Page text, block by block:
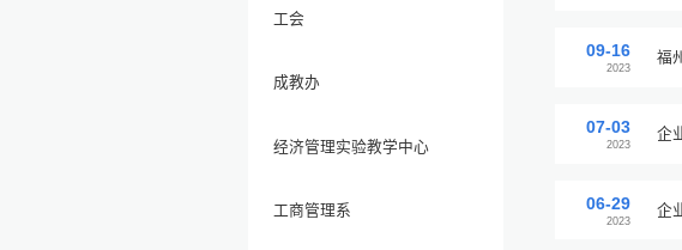
工会
成教办
经济管理实验教学中心
工商管理系
09-16
2023
福
07-03
2023
企
06-29
2023
企